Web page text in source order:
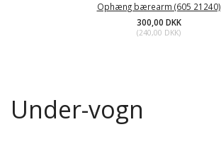
Ophæng bærearm (605 21240)
300,00 DKK
(240,00 DKK)
Under-vogn